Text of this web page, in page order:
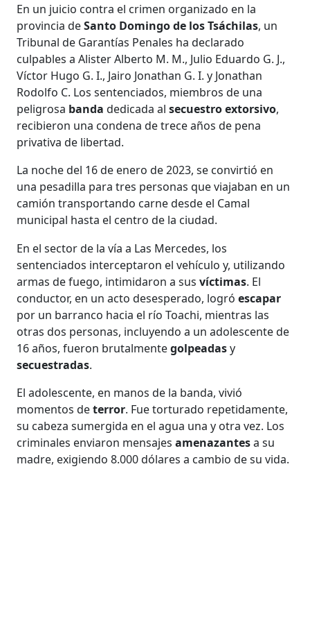
En un juicio contra el crimen organizado en la
provincia deSanto Domingo de los Tsáchilas, un
Tribunal de Garantías Penales ha declarado
culpables a Alister Alberto M. M., Julio Eduardo G. J.,
Víctor Hugo G. I., Jairo Jonathan G. I. y Jonathan
Rodolfo C. Los sentenciados, miembros de una
peligrosa banda dedicada alsecuestroextorsivo,
recibieron una condena de trece años de pena
privativa de libertad.
La noche del 16 de enero de 2023, se convirtió en
una pesadilla para tres personas que viajaban en un
camión transportando carne desde el Camal
municipal hasta el centro de la ciudad.
En el sector de la vía a Las Mercedes, los
sentenciados interceptaron el vehículo y, utilizando
armas de fuego, intimidaron a susvíctimas. El
conductor, en un acto desesperado, logróescapar
por un barranco hacia el río Toachi, mientras las
otras dos personas, incluyendo a un adolescente de
16 años, fueron brutalmentegolpeadasy
secuestradas.
El adolescente, en manos de la banda, vivió
momentos deterror. Fue torturado repetidamente,
su cabeza sumergida en el agua una y otra vez. Los
criminales enviaron mensajesamenazantesa su
madre, exigiendo 8.000 dólares a cambio de su vida.